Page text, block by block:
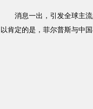
消息一出，引发全球主流
以肯定的是，菲尔普斯与中